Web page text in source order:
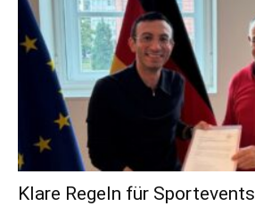
Klare Regeln für Sportevents